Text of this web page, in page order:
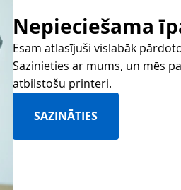
Nepieciešama
Esam atlasījuši vislabāk
Sazinieties ar mums, un mēs
atbilstošu printeri.
SAZINĀTIES